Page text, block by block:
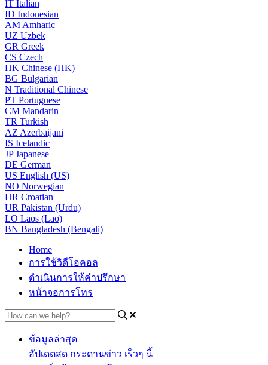
IT Italian
ID Indonesian
AM Amharic
UZ Uzbek
GR Greek
CS Czech
HK Chinese (HK)
BG Bulgarian
N Traditional Chinese
PT Portuguese
CM Mandarin
TR Turkish
AZ Azerbaijani
IS Icelandic
JPJapanese
DE German
US English (US)
NO Norwegian
HR Croatian
UR Pakistan (Urdu)
LO Laos (Lao)
BN Bangladesh (Bengali)
Home
การใช้วิดีโอคอล
ดำเนินการให้คำปรึกษา
หน้าจอการโทร
ข้อมูลล่าสุด
อัปเดตสด กระดานข่าว เร็วๆ นี้